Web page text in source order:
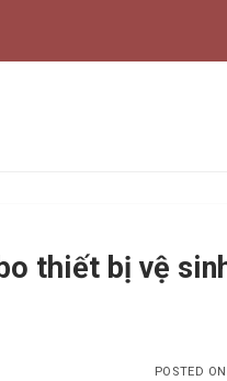
thiết bị vệ
POSTED ON